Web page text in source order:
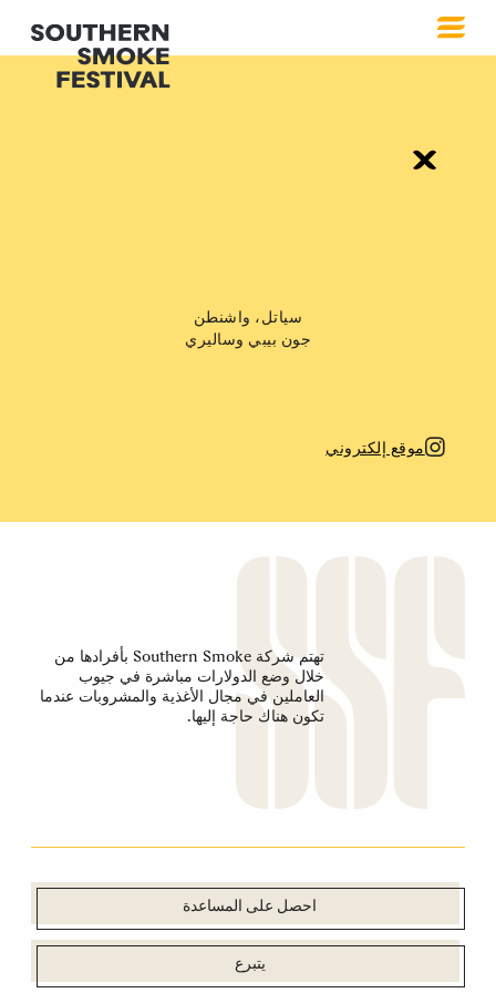
سياتل، واشنطن
جون بيبي وساليري
موقع إلكتروني
تهتم شركة Southern Smoke بأفرادها من
خلال وضع الدولارات مباشرة في جيوب
العاملين في مجال الأغذية والمشروبات عندما
تكون هناك حاجة إليها.
احصل على المساعدة
يتبرع